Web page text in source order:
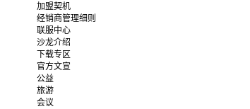
加盟契机
经销商管理细则
联服中心
沙龙介绍
下载专区
官方文宣
公益
旅游
会议